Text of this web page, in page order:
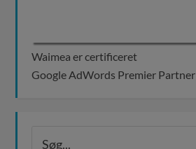
Waimea er certificeret
Google AdWords Premier Partner